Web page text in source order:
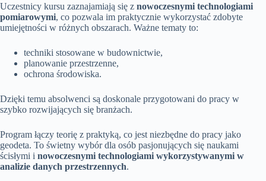
Uczestnicy kursu zaznajamiają się z nowoczesnymi technologiami
pomiarowymi, co pozwala im praktycznie wykorzystać zdobyte
umiejętności w różnych obszarach. Ważne tematy to:
techniki stosowane w budownictwie,
planowanie przestrzenne,
ochrona środowiska.
Dzięki temu absolwenci są doskonale przygotowani do pracy w
szybko rozwijających się branżach.
Program łączy teorię z praktyką, co jest niezbędne do pracy jako
geodeta. To świetny wybór dla osób pasjonujących się naukami
ścisłymi i nowoczesnymi technologiami wykorzystywanymi w
analizie danych przestrzennych.